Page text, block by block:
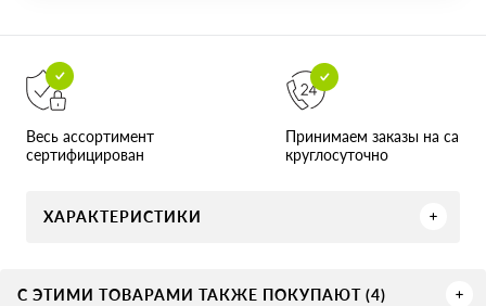
Весь ассортимент
сертифицирован
Принимаем заказы на сайте
круглосуточно
ХАРАКТЕРИСТИКИ
С ЭТИМИ ТОВАРАМИ ТАКЖЕ ПОКУПАЮТ (4)